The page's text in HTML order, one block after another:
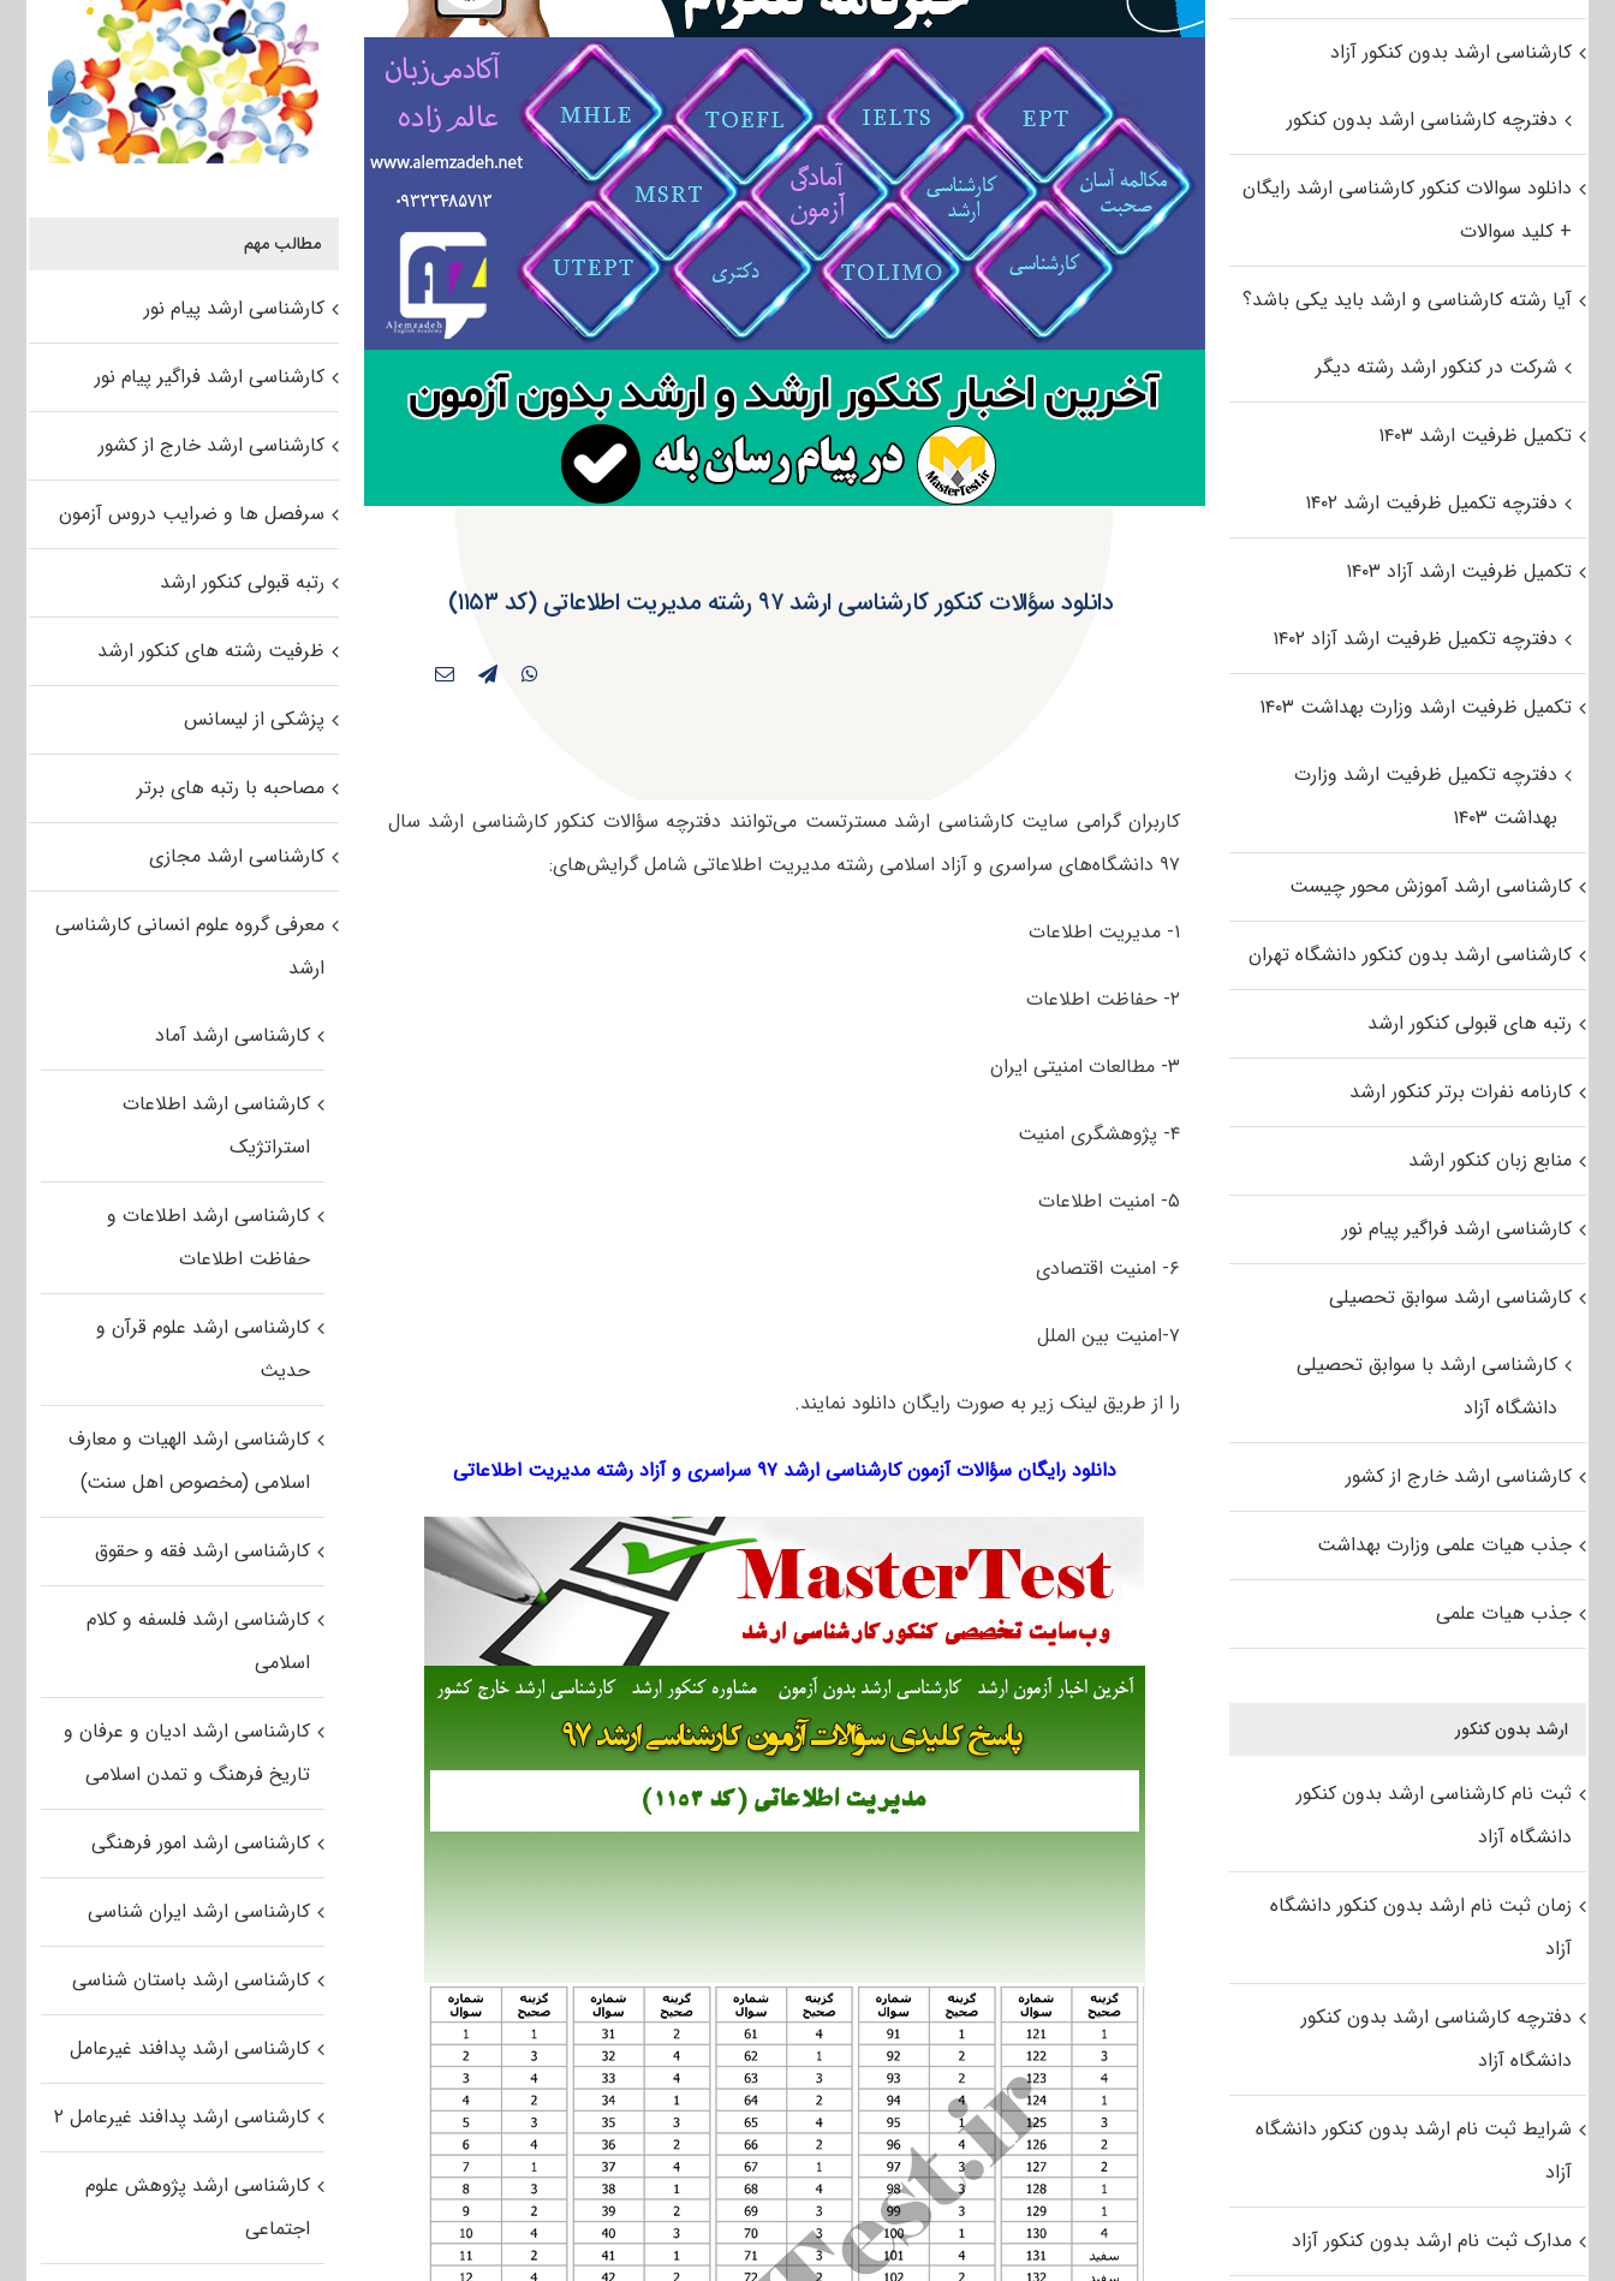
دانلود سؤالات کنکور کارشناسی ارشد ۹۷ رشته مدیریت اطلاعاتی (کد ۱۱۵۳)
کاربران گرامی سایت کارشناسی ارشد مسترتست می‌توانند دفترچه سؤالات کنکور کارشناسی ارشد سال
۹۷ دانشگاه‌های سراسری و آزاد اسلامی رشته مدیریت اطلاعاتی شامل گرایش‌های:
۱- مدیریت اطلاعات
۲- حفاظت اطلاعات
۳- مطالعات امنیتی ایران
۴- پژوهشگری امنیت
۵- امنیت اطلاعات
۶- امنیت اقتصادی
۷-امنیت بین الملل
را از طریق لینک‌ زیر به صورت رایگان دانلود نمایند.
دانلود رایگان سؤالات آزمون کارشناسی ارشد ۹۷ سراسری و آزاد رشته مدیریت اطلاعاتی
مطالب مهم
کارشناسی ارشد پیام نور
کارشناسی ارشد فراگیر پیام نور
کارشناسی ارشد خارج از کشور
سرفصل ها و ضرایب دروس آزمون
رتبه قبولی کنکور ارشد
ظرفیت رشته های کنکور ارشد
پزشکی از لیسانس
مصاحبه با رتبه های برتر
کارشناسی ارشد مجازی
معرفی گروه علوم انسانی کارشناسی
ارشد
کارشناسی ارشد آماد
کارشناسی ارشد اطلاعات
استراتژیک
کارشناسی ارشد اطلاعات و
حفاظت اطلاعات
کارشناسی ارشد علوم قرآن و
حدیث
کارشناسی ارشد الهیات و معارف
اسلامی (مخصوص اهل سنت)
کارشناسی ارشد فقه و حقوق
کارشناسی ارشد فلسفه و کلام
اسلامی
کارشناسی ارشد ادیان و عرفان و
تاریخ فرهنگ و تمدن اسلامی
کارشناسی ارشد امور فرهنگی
کارشناسی ارشد ایران شناسی
کارشناسی ارشد باستان شناسی
کارشناسی ارشد پدافند غیرعامل
کارشناسی ارشد پدافند غیرعامل ۲
کارشناسی ارشد پژوهش علوم
اجتماعی
کارشناسی ارشد بدون کنکور آزاد
دفترچه کارشناسی ارشد بدون کنکور
دانلود سوالات کنکور کارشناسی ارشد رایگان
+ کلید سوالات
آیا رشته کارشناسی و ارشد باید یکی باشد؟
شرکت در کنکور ارشد رشته دیگر
تکمیل ظرفیت ارشد ۱۴۰۳
دفترچه تکمیل ظرفیت ارشد ۱۴۰۲
تکمیل ظرفیت ارشد آزاد ۱۴۰۳
دفترچه تکمیل ظرفیت ارشد آزاد ۱۴۰۲
تکمیل ظرفیت ارشد وزارت بهداشت ۱۴۰۳
دفترچه تکمیل ظرفیت ارشد وزارت
بهداشت ۱۴۰۳
کارشناسی ارشد آموزش محور چیست
کارشناسی ارشد بدون کنکور دانشگاه تهران
رتبه های قبولی کنکور ارشد
کارنامه نفرات برتر کنکور ارشد
منابع زبان کنکور ارشد
کارشناسی ارشد فراگیر پیام نور
کارشناسی ارشد سوابق تحصیلی
کارشناسی ارشد با سوابق تحصیلی
دانشگاه آزاد
کارشناسی ارشد خارج از کشور
جذب هیات علمی وزارت بهداشت
جذب هیات علمی
ارشد بدون کنکور
ثبت نام کارشناسی ارشد بدون کنکور
دانشگاه آزاد
زمان ثبت نام ارشد بدون کنکور دانشگاه
آزاد
دفترچه کارشناسی ارشد بدون کنکور
دانشگاه آزاد
شرایط ثبت نام ارشد بدون کنکور دانشگاه
آزاد
مدارک ثبت نام ارشد بدون کنکور آزاد